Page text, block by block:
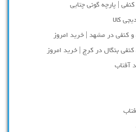
| پارچه گونی چتایی
کالا
و کنفی در مشهد | خرید امروز
بنگال در کرج | خرید امروز
آفتاب